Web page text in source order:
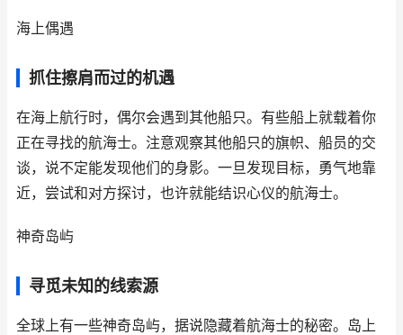
海上偶遇
抓住擦肩而过的机遇
在海上航行时，偶尔会遇到其他船只。有些船上就载着你
正在寻找的航海士。注意观察其他船只的旗帜、船员的交
谈，说不定能发现他们的身影。一旦发现目标，勇气地靠
近，尝试和对方探讨，也许就能结识心仪的航海士。
神奇岛屿
寻觅未知的线索源
全球上有一些神奇岛屿，据说隐藏着航海士的秘密。岛上